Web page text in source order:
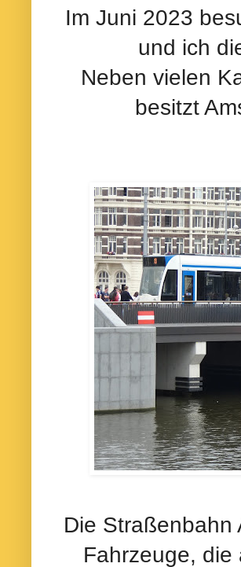
Im Juni 2023
und ich
Neben vielen
besitzt
Die Straßenbahn
Fahrzeuge,